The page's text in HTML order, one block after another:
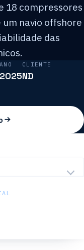
18 compressores
um navio offshore
das
ANO
2025
CLIENTE
ND